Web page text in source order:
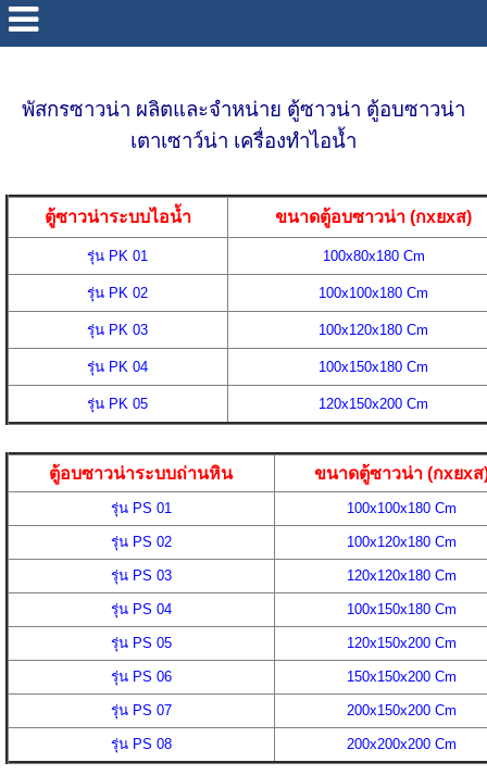
พัสกรซาวน่า ผลิตและจำหน่าย ตู้ซาวน่า ตู้อบซาวน่า
เตาเซาว์น่า เครื่องทำไอน้ำ
ตู้ซาวน่าระบบไอน้ำ ขนาดตู้อบซาวน่า (กxยxส)
รุ่น PK 01 100x80x180 Cm
รุ่น PK 02 100x100x180 Cm
รุ่น PK 03 100x120x180 Cm
รุ่น PK 04 100x150x180 Cm
รุ่น PK 05 120x150x200 Cm
ตู้อบซาวน่าระบบถ่านหิน ขนาดตู้ซาวน่า (กxยxส
รุ่น PS 01 100x100x180 Cm
รุ่น PS 02 100x120x180 Cm
รุ่น PS 03 120x120x180 Cm
รุ่น PS 04 100x150x180 Cm
รุ่น PS 05 120x150x200 Cm
รุ่น PS 06 150x150x200 Cm
รุ่น PS 07 200x150x200 Cm
รุ่น PS 08 200x200x200 Cm